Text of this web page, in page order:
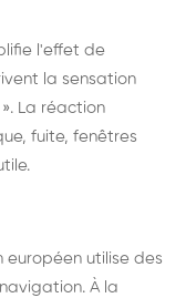
l'effet de
la sensation
La réaction
fuite, fenêtres
européen utilise des
À la